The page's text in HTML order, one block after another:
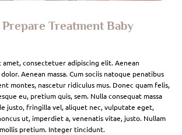
Prepare Treatment Baby
amet, consectetuer adipiscing elit. Aenean
Aenean massa. Cum sociis natoque penatibus
montes, nascetur ridiculus mus. Donec quam felis,
eu, pretium quis, sem. Nulla consequat massa
justo, fringilla vel, aliquet nec, vulputate eget,
ut, imperdiet a, venenatis vitae, justo. Nullam
pretium. Integer tincidunt.